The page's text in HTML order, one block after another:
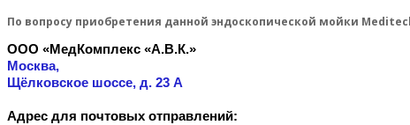
По вопросу приобретения данной эндоскопической мойки
ООО «МедКомплекс «А.В.К.»
Москва,
Щёлковское шоссе, д. 23 А
Адрес для почтовых отправлений: